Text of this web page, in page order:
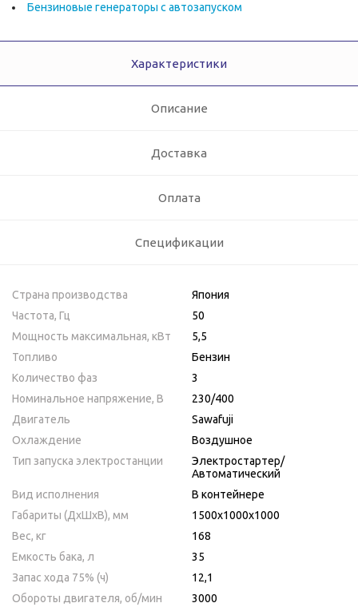
Бензиновые генераторы с автозапуском
Характеристики
Описание
Доставка
Оплата
Спецификации
Страна производства
Япония
Частота, Гц
50
Мощность максимальная, кВт
5,5
Топливо
Бензин
Количество фаз
3
Номинальное напряжение, В
230/400
Двигатель
Sawafuji
Охлаждение
Воздушное
Тип запуска электростанции
Электростартер/
Автоматический
Вид исполнения
В контейнере
Габариты (ДхШхВ), мм
1500х1000х1000
Вес, кг
168
Емкость бака, л
35
Запас хода 75% (ч)
12,1
Обороты двигателя, об/мин
3000